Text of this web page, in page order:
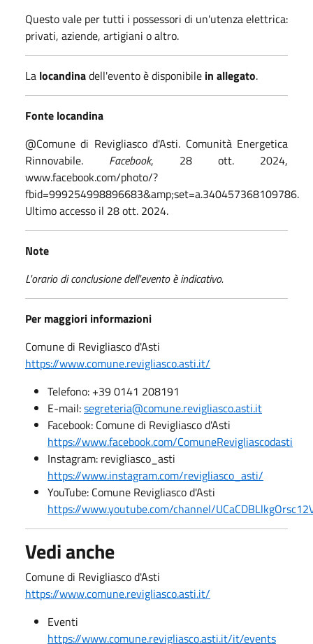
Questo vale per tutti i possessori di un'utenza elettrica:
privati, aziende, artigiani o altro.
La locandinadell'evento è disponibile in allegato.
Fonte locandina
@Comune di Revigliasco d'Asti. Comunità Energetica
Rinnovabile. Facebook, 28 ott. 2024,
www.facebook.com/photo/?
fbid=999254998896683&amp;set=a.340457368109786.
Ultimo accesso il 28 ott. 2024.
Note
L'orario di conclusione dell'evento è indicativo.
Per maggiori informazioni
Comune di Revigliasco d'Asti
https://www.comune.revigliasco.asti.it/
Telefono: +39 0141 208191
E-mail:segreteria@comune.revigliasco.asti.it
Facebook: Comune di Revigliasco d'Asti
https://www.facebook.com/ComuneRevigliascodasti
Instagram: revigliasco_asti
https://www.instagram.com/revigliasco_asti/
YouTube: Comune Revigliasco d'Asti
https://www.youtube.com/channel/
Vedi anche
Comune di Revigliasco d'Asti
https://www.comune.revigliasco.asti.it/
Eventi
https://www.comune.revigliasco.asti.it/it/events